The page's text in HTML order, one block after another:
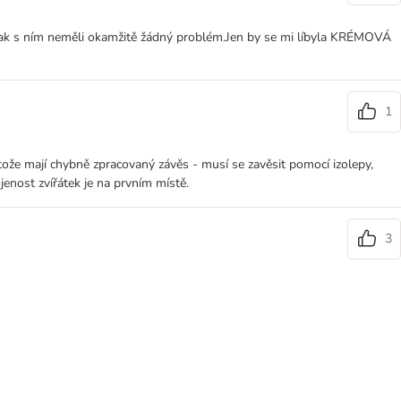
s ním neměli okamžitě žádný problém.Jen by se mi líbyla KRÉMOVÁ
1
mají chybně zpracovaný závěs - musí se zavěsit pomocí izolepy,
zvířátek je na prvním místě.
3